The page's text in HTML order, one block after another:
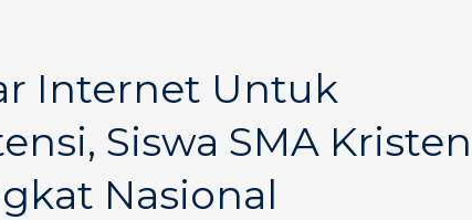
Internet Untuk
Siswa SMA Kristen
Nasional